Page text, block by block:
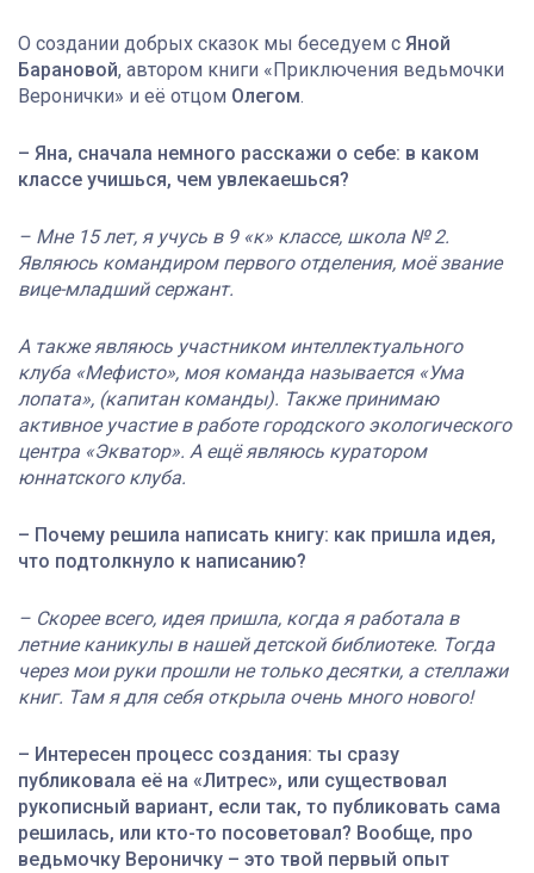
О создании добрых сказок мы беседуем с Яной
Барановой, автором книги «Приключения ведьмочки
Веронички» и её отцом Олегом.
– Яна, сначала немного расскажи о себе: в каком
классе учишься, чем увлекаешься?
– Мне 15 лет, я учусь в 9 «к» классе, школа № 2.
Являюсь командиром первого отделения, моё звание
вице-младший сержант.
А также являюсь участником интеллектуального
клуба «Мефисто», моя команда называется «Ума
лопата», (капитан команды). Также принимаю
активное участие в работе городского экологического
центра «Экватор». А ещё являюсь куратором
юннатского клуба.
– Почему решила написать книгу: как пришла идея,
что подтолкнуло к написанию?
– Скорее всего, идея пришла, когда я работала в
летние каникулы в нашей детской библиотеке. Тогда
через мои руки прошли не только десятки, а стеллажи
книг. Там я для себя открыла очень много нового!
– Интересен процесс создания: ты сразу
публиковала её на «Литрес», или существовал
рукописный вариант, если так, то публиковать сама
решилась, или кто-то посоветовал? Вообще, про
ведьмочку Вероничку – это твой первый опыт